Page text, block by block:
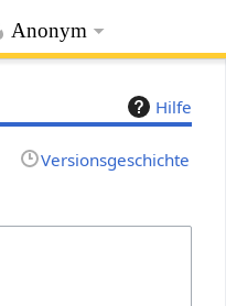
Anonym
Hilfe
Versionsgeschichte